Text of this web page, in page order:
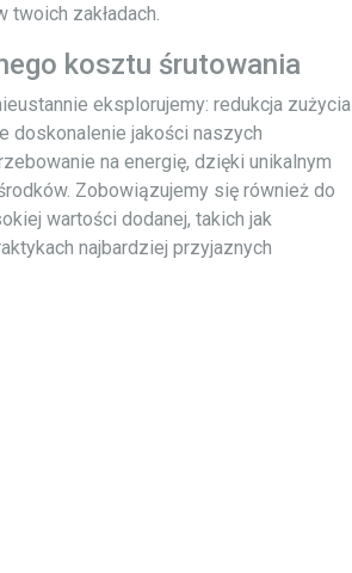
twoich zakładach.
kosztu śrutowania
eksplorujemy: redukcja zużycia
doskonalenie jakości naszych
na energię, dzięki unikalnym
Zobowiązujemy się również do
wartości dodanej, takich jak
najbardziej przyjaznych